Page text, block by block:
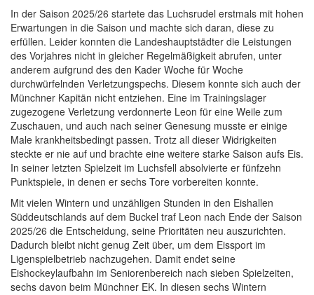
In der Saison 2025/26 startete das Luchsrudel erstmals mit hohen
Erwartungen in die Saison und machte sich daran, diese zu
erfüllen. Leider konnten die Landeshauptstädter die Leistungen
des Vorjahres nicht in gleicher Regelmäßigkeit abrufen, unter
anderem aufgrund des den Kader Woche für Woche
durchwürfelnden Verletzungspechs. Diesem konnte sich auch der
Münchner Kapitän nicht entziehen. Eine im Trainingslager
zugezogene Verletzung verdonnerte Leon für eine Weile zum
Zuschauen, und auch nach seiner Genesung musste er einige
Male krankheitsbedingt passen. Trotz all dieser Widrigkeiten
steckte er nie auf und brachte eine weitere starke Saison aufs Eis.
In seiner letzten Spielzeit im Luchsfell absolvierte er fünfzehn
Punktspiele, in denen er sechs Tore vorbereiten konnte.
Mit vielen Wintern und unzähligen Stunden in den Eishallen
Süddeutschlands auf dem Buckel traf Leon nach Ende der Saison
2025/26 die Entscheidung, seine Prioritäten neu auszurichten.
Dadurch bleibt nicht genug Zeit über, um dem Eissport im
Ligenspielbetrieb nachzugehen. Damit endet seine
Eishockeylaufbahn im Seniorenbereich nach sieben Spielzeiten,
sechs davon beim Münchner EK. In diesen sechs Wintern